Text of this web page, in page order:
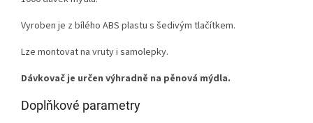
Vyroben je z bílého ABS plastu s šedivým tlačítkem.
Lze montovat na vruty i samolepky.
Dávkovač je určen výhradně na pěnová mýdla.
Doplňkové parametry